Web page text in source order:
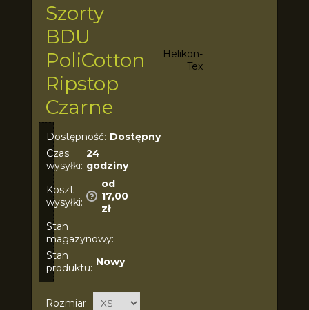
Szorty
BDU
PoliCotton
Ripstop
Czarne
Helikon-
Tex
Dostępność: Dostępny
Czas
wysyłki:
24
godziny
Koszt
wysyłki:
od
17,00
zł
Stan
magazynowy:
Stan
produktu: Nowy
Rozmiar